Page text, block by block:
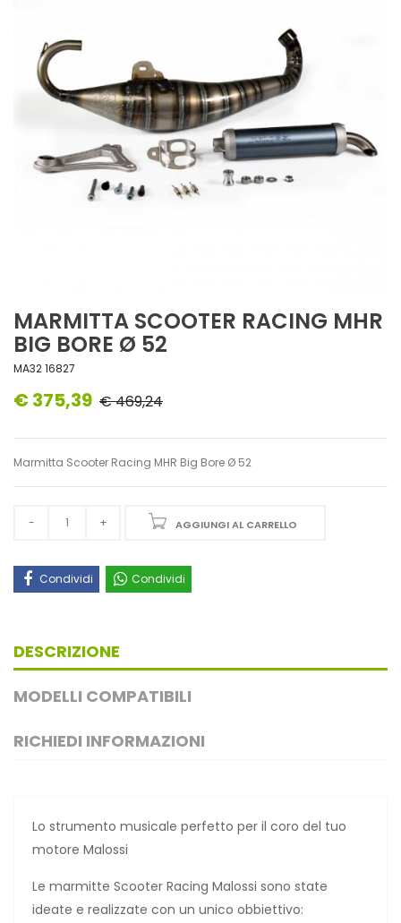
MARMITTA SCOOTER RACING MHR
BIG BORE Ø 52
MA32 16827
€ 375,39 € 469,24
Marmitta Scooter Racing MHR Big Bore Ø 52
AGGIUNGI AL CARRELLO
Condividi Condividi
DESCRIZIONE
MODELLI COMPATIBILI
RICHIEDI INFORMAZIONI
Lo strumento musicale perfetto per il coro del tuo
motore Malossi
Le marmitte Scooter Racing Malossi sono state
ideate e realizzate con un unico obbiettivo: